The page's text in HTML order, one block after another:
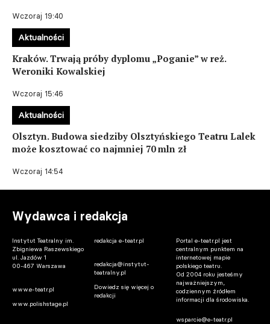
Wczoraj 19:40
Kraków. Trwają próby dyplomu „Poganie” w reż.
Weroniki Kowalskiej
Wczoraj 15:46
Aktualności
Olsztyn. Budowa siedziby Olsztyńskiego Teatru Lalek
może kosztować co najmniej 70 mln zł
Wczoraj 14:54
Aktualności
Wydawca i redakcja
Instytut Teatralny im.
Zbigniewa Raszewskiego
ul. Jazdów 1
00-467 Warszawa
www.e-teatr.pl
www.polishstage.pl
redakcja e-teatr.pl
redakcja@instytut-
teatralny.pl
Dowiedz się więcej o
redakcji
Portal e-teatr.pl jest
centralnym punktem na
internetowej mapie
polskiego teatru.
Od 2004 roku jesteśmy
najważniejszym,
codziennym źródłem
informacji dla środowiska.
wsparcie@e-teatr.pl